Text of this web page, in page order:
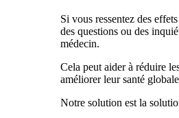
Si vous ressentez des
des questions ou des
médecin.
Cela peut aider à réduire
améliorer leur santé
Notre solution est la